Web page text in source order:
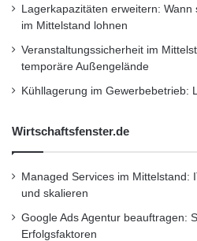
New York, London,
Besuchen Siehttp://
Ansprechpartner:
Medien- und
Jing Pan, +1-917-639-
Lagerkapazitäten erweitern:
im Mittelstand lohnen
Veranstaltungssicherheit im
temporäre Außengelände
Kühllagerung im Gewerbebetrieb:
Wirtschaftsfenster.de
Managed Services im Mittelstand:
und skalieren
Google Ads Agentur beauftragen:
Erfolgsfaktoren